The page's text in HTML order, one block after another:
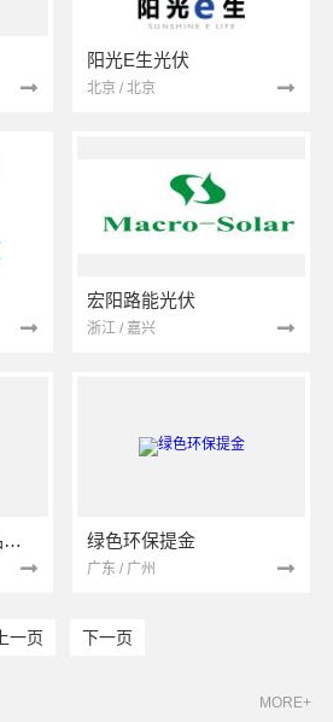
阳光E生光伏
北京 / 北京
宏阳路能光伏
浙江 / 嘉兴
每家每克互联网+废品回收 绿色环保提金
广东 / 广州
上一页 下一页
MORE+